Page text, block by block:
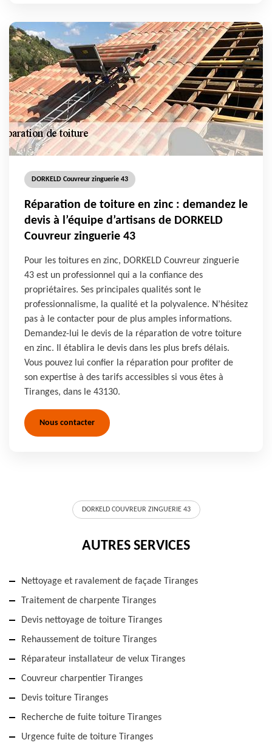
DORKELD Couvreur zinguerie 43
Réparation de toiture en zinc : demandez le
devis à l’équipe d’artisans de DORKELD
Couvreur zinguerie 43
Pour les toitures en zinc, DORKELD Couvreur zinguerie
43 est un professionnel qui a la confiance des
propriétaires. Ses principales qualités sont le
professionnalisme, la qualité et la polyvalence. N’hésitez
pas à le contacter pour de plus amples informations.
Demandez-lui le devis de la réparation de votre toiture
en zinc. Il établira le devis dans les plus brefs délais.
Vous pouvez lui confier la réparation pour profiter de
son expertise à des tarifs accessibles si vous êtes à
Tiranges, dans le 43130.
Nous contacter
DORKELD COUVREUR ZINGUERIE 43
AUTRES SERVICES
Nettoyage et ravalement de façade Tiranges
Traitement de charpente Tiranges
Devis nettoyage de toiture Tiranges
Rehaussement de toiture Tiranges
Réparateur installateur de velux Tiranges
Couvreur charpentier Tiranges
Devis toiture Tiranges
Recherche de fuite toiture Tiranges
Urgence fuite de toiture Tiranges